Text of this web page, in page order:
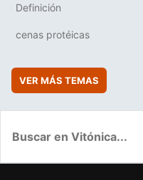
Definición
cenas protéicas
VER MÁS TEMAS